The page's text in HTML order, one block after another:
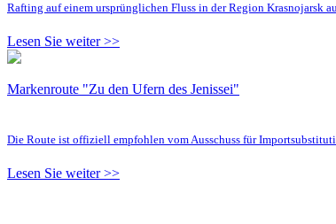
Rafting auf einem ursprünglichen Fluss in der Region Krasnojarsk
Lesen Sie weiter >>
Markenroute "Zu den Ufern des Jenissei"
Die Route ist offiziell empfohlen vom Ausschuss für
Lesen Sie weiter >>